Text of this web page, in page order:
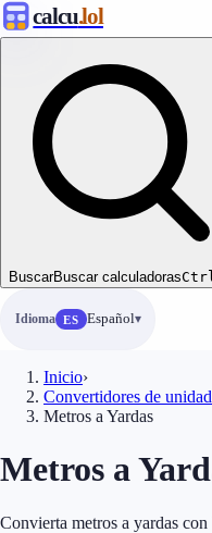
calcu.lol
BuscarBuscar calculadoras
Idioma ES Español
Inicio›
Convertidores de
Metros a Yardas
Metros a
Convierta metros a yardas